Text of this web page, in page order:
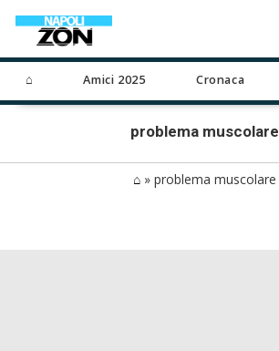
⌂ Amici 2025 Cronaca
problema muscolare
⌂» problema muscolare